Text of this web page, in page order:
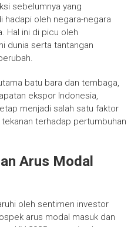
sebelumnya yang
hadapi oleh negara-negara
Hal ini di picu oleh
dunia serta tantangan
batu bara dan tembaga,
ekspor Indonesia,
menjadi salah satu faktor
terhadap pertumbuhan
Arus Modal
oleh sentimen investor
arus modal masuk dan